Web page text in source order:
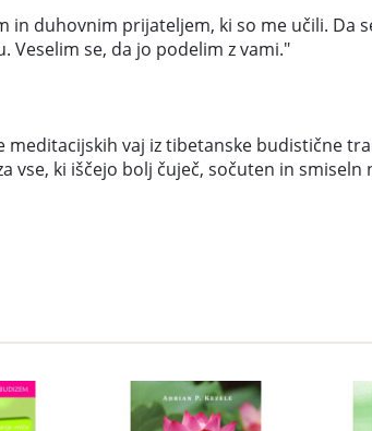
duhovnim prijateljem, ki so me učili. Da
Veselim se, da jo podelim z vami."
vaj iz tibetanske budistične
ki iščejo bolj čuječ, sočuten in smiseln